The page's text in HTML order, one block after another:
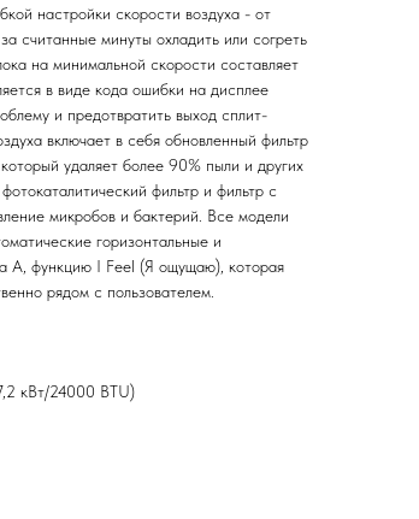
настройки скорости воздуха - от
считанные минуты охладить или согреть
на минимальной скорости составляет
в виде кода ошибки на дисплее
и предотвратить выход сплит-
включает в себя обновленный фильтр
удаляет более 90% пыли и других
фильтр и фильтр с
микробов и бактерий. Все модели
горизонтальные и
А, функцию I Feel (Я ощущаю), которая
рядом с пользователем.
кВт/24000 BTU)